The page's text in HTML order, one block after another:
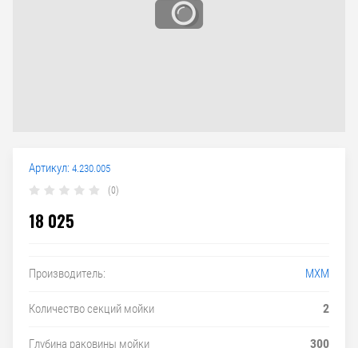
Артикул: 4.230.005
(0)
18 025
Производитель: МХМ
Количество секций мойки 2
Глубина раковины мойки 300